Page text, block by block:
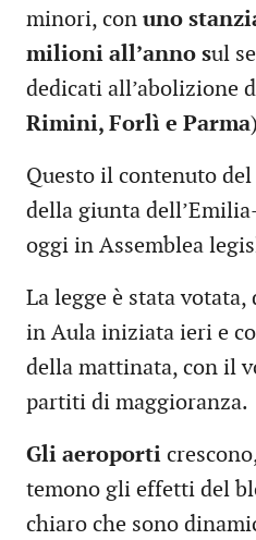
minori, con uno
milioni all’anno sul
dedicati all’abolizione
Rimini, Forlì e Parma
Questo il contenuto del
della giunta
oggi in Assemblea
La legge è stata
in Aula iniziata ieri e
della mattinata, con il
partiti di maggioranza.
Gli aeroporti
temono gli effetti del
chiaro che sono